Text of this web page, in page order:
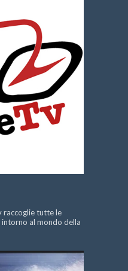
raccoglie tutte le
intorno al mondo della